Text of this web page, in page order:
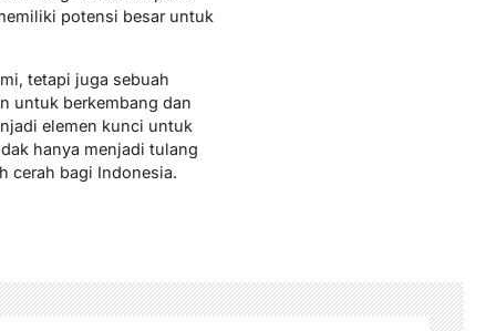
potensi besar untuk
tetapi juga sebuah
untuk berkembang dan
elemen kunci untuk
hanya menjadi tulang
cerah bagi Indonesia.